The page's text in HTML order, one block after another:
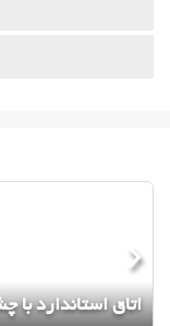
اتاق استاندارد با